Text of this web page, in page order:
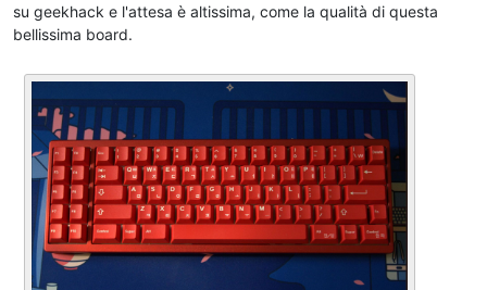
su geekhack e l'attesa è altissima, come la qualità di questa
bellissima board.